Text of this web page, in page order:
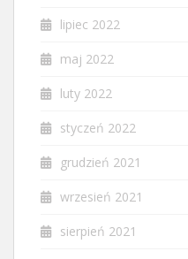
lipiec 2022
maj 2022
luty 2022
styczeń 2022
grudzień 2021
wrzesień 2021
sierpień 2021